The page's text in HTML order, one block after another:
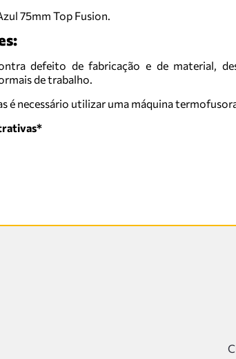
75mm Top Fusion.
defeito de fabricação e de material,
de trabalho.
é necessário utilizar uma máquina